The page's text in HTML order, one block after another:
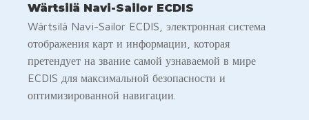
Wärtsilä Navi-Sailor ECDIS
Wärtsilä Navi-Sailor ECDIS, электронная система
отображения карт и информации, которая
претендует на звание самой узнаваемой в мире
ECDIS для максимальной безопасности и
оптимизированной навигации.